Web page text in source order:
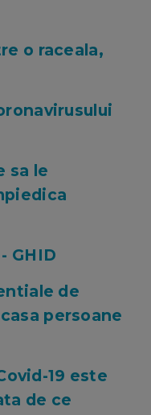
o raceala,
sa le
GHID
de
persoane
19 este
de ce